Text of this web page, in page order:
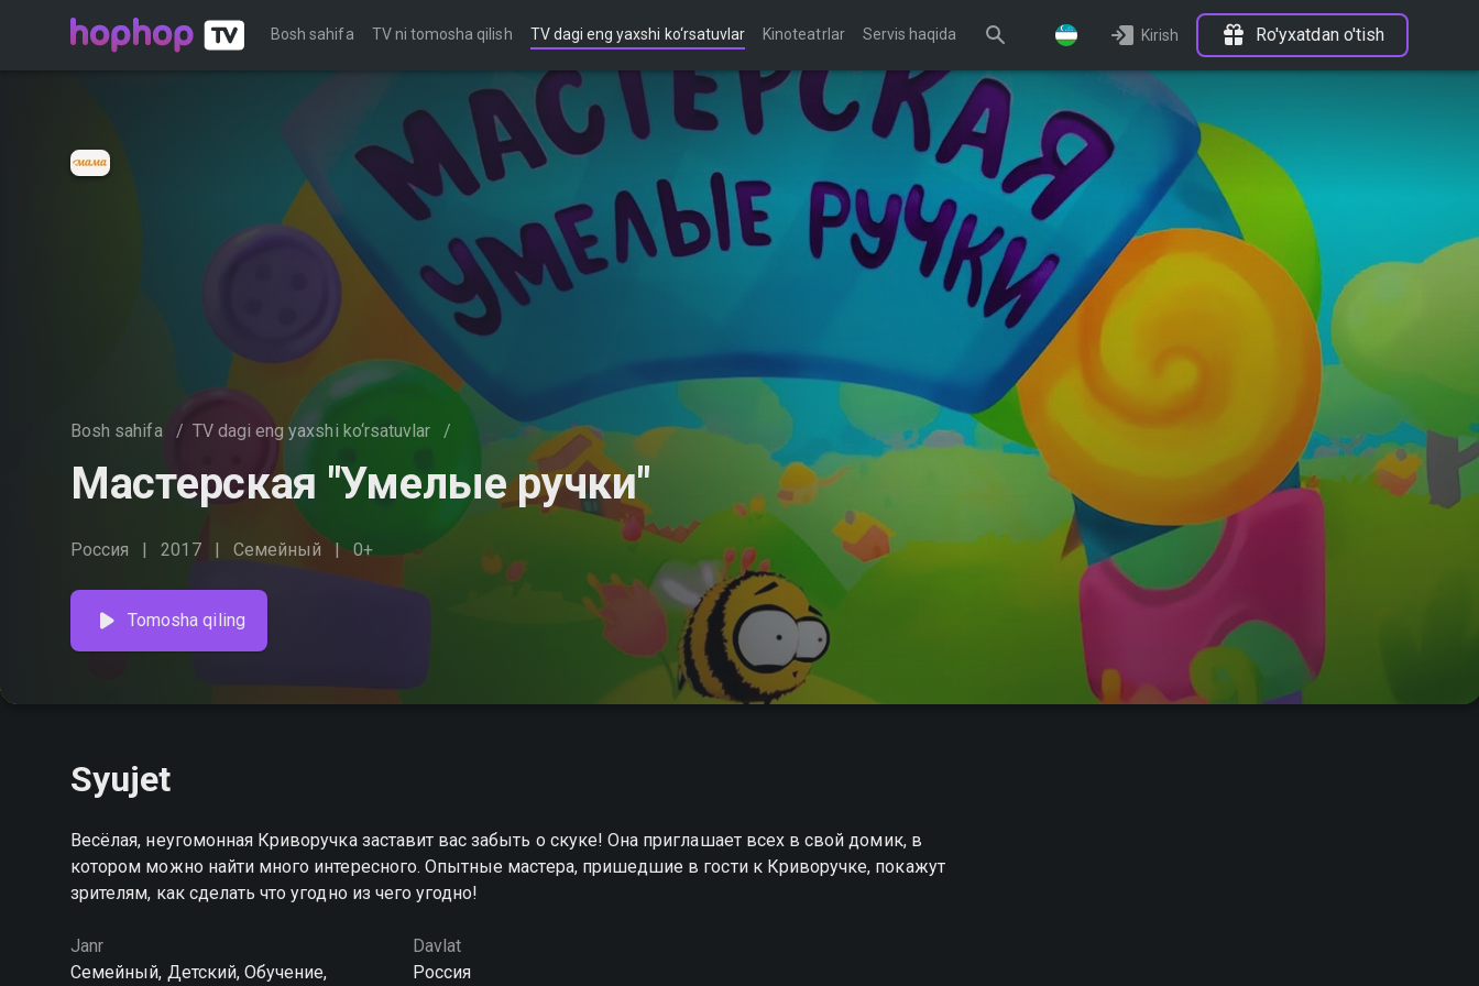
Bosh sahifa TV ni tomosha qilish TV dagi eng yaxshi ko‘rsatuvlar Kinoteatrlar Servis haqida Kirish Ro'yxatdan o'tish
Bosh sahifa / TV dagi eng yaxshi ko‘rsatuvlar /
Мастерская "Умелые ручки"
Россия 2017 Семейный 0+
Tomosha qiling
Syujet
Весёлая, неугомонная Криворучка заставит вас забыть о скуке! Она приглашает всех в свой домик, в
котором можно найти много интересного. Опытные мастера, пришедшие в гости к Криворучке, покажут
зрителям, как сделать что угодно из чего угодно!
Janr
Семейный, Детский, Обучение,
Davlat
Россия